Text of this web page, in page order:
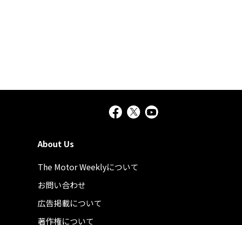
About Us
The Motor Weeklyについて
お問い合わせ
広告掲載について
著作権について